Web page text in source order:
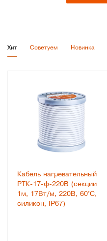
Хит Советуем Новинка
Кабель нагревательный
РТК-17-ф-220В (секции
1м, 17Вт/м, 220В, 60°С,
силикон, IP67)